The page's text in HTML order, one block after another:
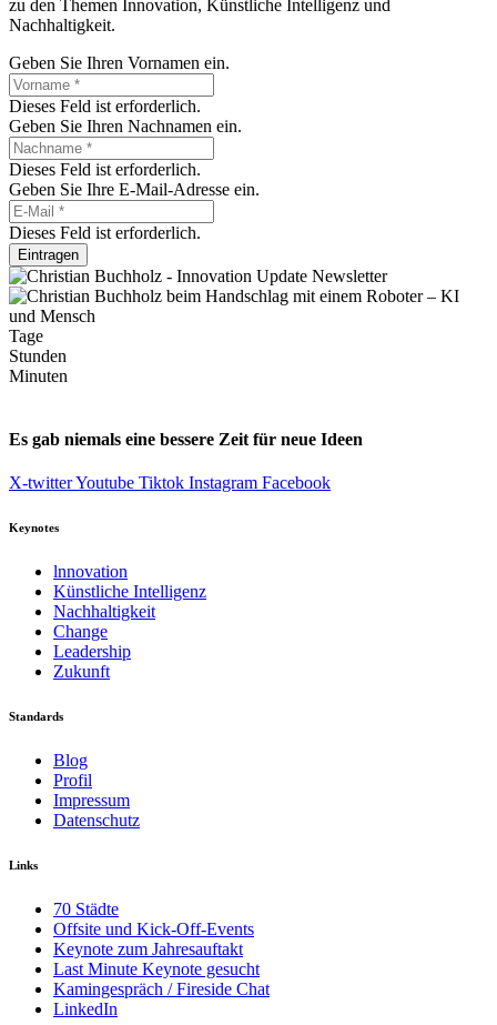
zu den Themen Innovation, Künstliche Intelligenz und
Nachhaltigkeit.
Geben Sie Ihren Vornamen ein.
Dieses Feld ist erforderlich.
Geben Sie Ihren Nachnamen ein.
Dieses Feld ist erforderlich.
Geben Sie Ihre E-Mail-Adresse ein.
Dieses Feld ist erforderlich.
Eintragen
Tage
Stunden
Minuten
Es gab niemals eine bessere Zeit für neue Ideen
X-twitterYoutube Tiktok Instagram Facebook
Keynotes
lnnovation
Künstliche Intelligenz
Nachhaltigkeit
Change
Leadership
Zukunft
Standards
Blog
Profil
Impressum
Datenschutz
Links
70 Städte
Offsite und Kick-Off-Events
Keynote zum Jahresauftakt
Last Minute Keynote gesucht
Kamingespräch / Fireside Chat
LinkedIn